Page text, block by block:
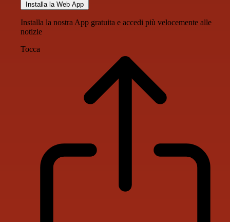
Installa la Web App
Installa la nostra App gratuita e accedi più velocemente alle
notizie
Tocca